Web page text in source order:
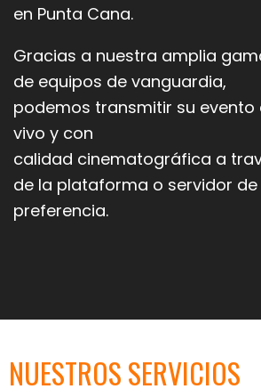
en Punta Cana.
Gracias a nuestra amplia
de equipos de vanguardia,
podemos transmitir su evento
vivo y con
calidad cinematográfica a
de la plataforma o servidor de
preferencia.
NUESTROS SERVICIOS